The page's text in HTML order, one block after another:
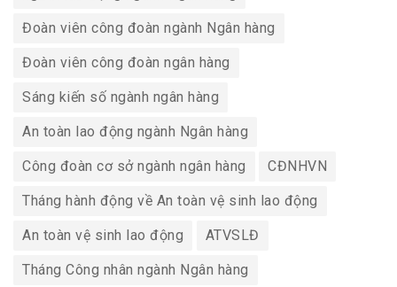
Đoàn viên công đoàn ngành Ngân hàng
Đoàn viên công đoàn ngân hàng
Sáng kiến số ngành ngân hàng
An toàn lao động ngành Ngân hàng
Công đoàn cơ sở ngành ngân hàng CĐNHVN
Tháng hành động về An toàn vệ sinh lao động
An toàn vệ sinh lao động ATVSLĐ
Tháng Công nhân ngành Ngân hàng